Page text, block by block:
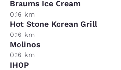
Braums Ice Cream
0.16 km
Hot Stone Korean Grill
0.16 km
Molinos
0.16 km
IHOP